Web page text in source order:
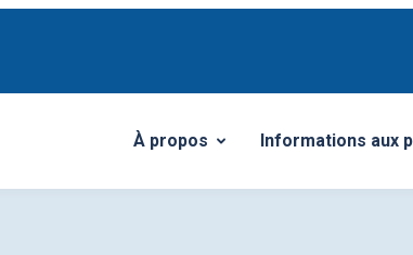
À propos
Ouvrir/Fermer le sous-menu
Informations aux
Ouvrir/Fermer le